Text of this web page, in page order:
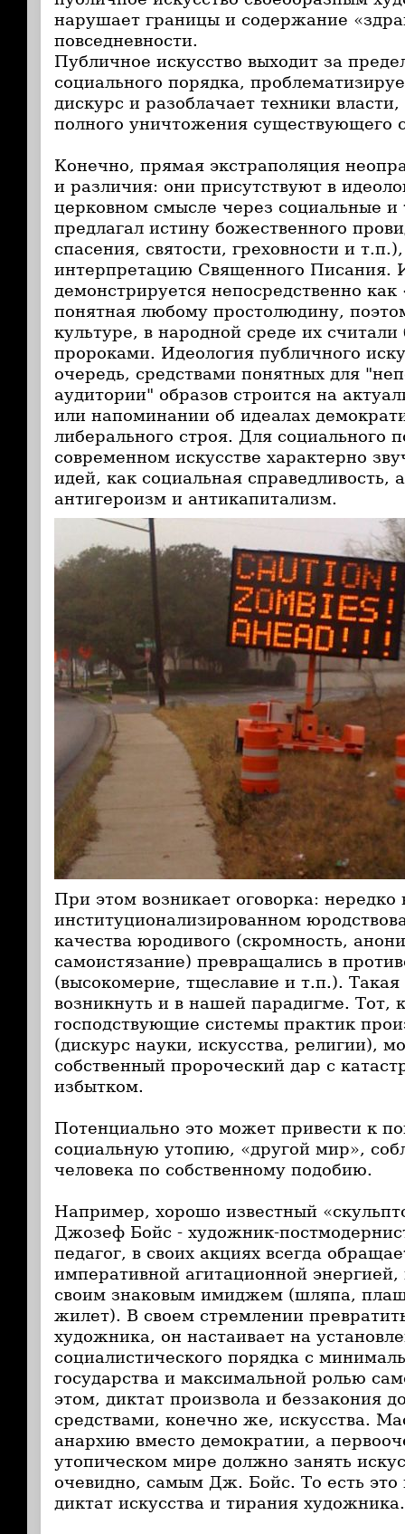
нарушает границы и содержание
повседневности.
Публичное искусство выходит за
социального порядка,
дискурс и разоблачает техники
полного уничтожения существующего
Конечно, прямая экстраполяция
и различия: они присутствуют в
церковном смысле через социальные и
предлагал истину божественного
спасения, святости, греховности и
интерпретацию Священного Писания.
демонстрируется непосредственно
понятная любому простолюдину,
культуре, в народной среде их
пророками. Идеология публичного
очередь, средствами понятных для
аудитории" образов строится на
или напоминании об идеалах
либерального строя. Для социального
современном искусстве характерно
идей, как социальная справедливость,
антигероизм и антикапитализм.
При этом возникает оговорка: нередко
институционализированном
качества юродивого (скромность,
самоистязание) превращались в
(высокомерие, тщеславие и т.п.).
возникнуть и в нашей парадигме. Тот,
господствующие системы практик
(дискурс науки, искусства, религии),
собственный пророческий дар с
избытком.
Потенциально это может привести к
социальную утопию, «другой мир»,
человека по собственному подобию.
Например, хорошо известный
Джозеф Бойс - художник-
педагог, в своих акциях всегда
императивной агитационной
своим знаковым имиджем (шляпа,
жилет). В своем стремлении
художника, он настаивает на
социалистического порядка с
государства и максимальной ролью
этом, диктат произвола и беззакония
средствами, конечно же, искусства.
анархию вместо демократии, а
утопическом мире должно занять
очевидно, самым Дж. Бойс. То есть
диктат искусства и тирания художника.